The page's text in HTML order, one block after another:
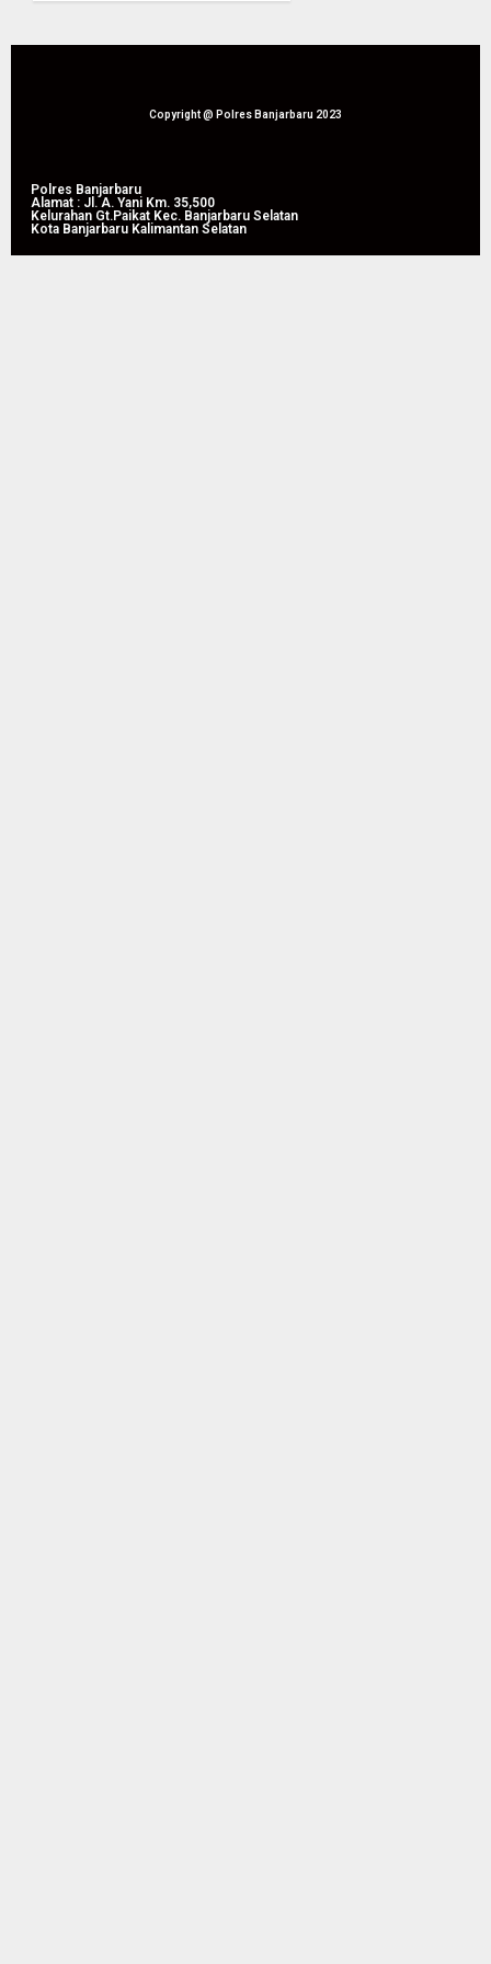
21/05/2026
Bangsa
0
Copyright @ Polres Banjarbaru 2023
Polres Banjarbaru
Alamat : Jl. A. Yani Km. 35,500
Kelurahan Gt.Paikat Kec. Banjarbaru Selatan
Kota Banjarbaru Kalimantan Selatan